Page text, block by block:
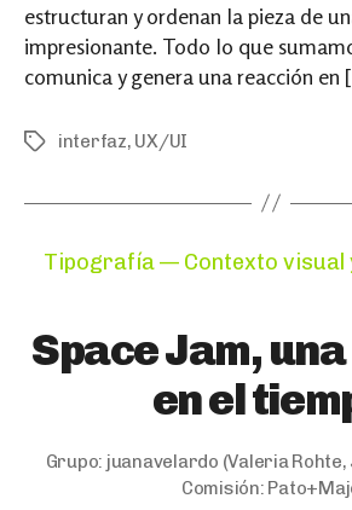
estructuran y ordenan la pieza de
impresionante. Todo lo que
comunica y genera una reacción en
Tagsinterfaz, UX/UI
Tipografía — Contexto visual
Space Jam,
en el
Grupo: juanavelardo (Valeria
Comisión: